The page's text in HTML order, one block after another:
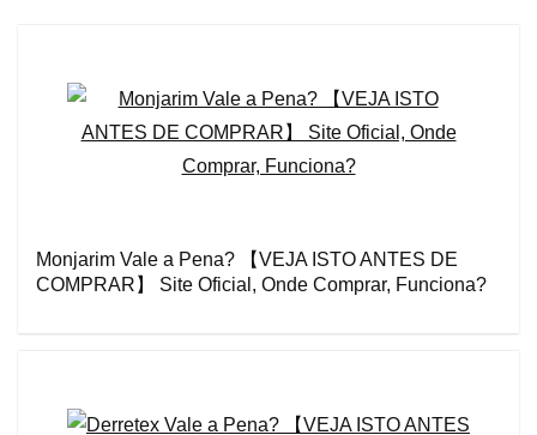
Monjarim Vale a Pena? 【VEJA ISTO ANTES DE
COMPRAR】 Site Oficial, Onde Comprar, Funciona?